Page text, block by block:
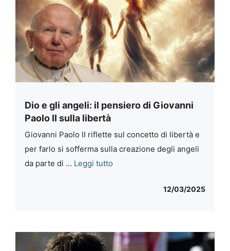
Dio e gli angeli: il pensiero di Giovanni
Paolo II sulla libertà
Giovanni Paolo II riflette sul concetto di libertà e
per farlo si sofferma sulla creazione degli angeli
da parte di ... Leggi tutto
12/03/2025